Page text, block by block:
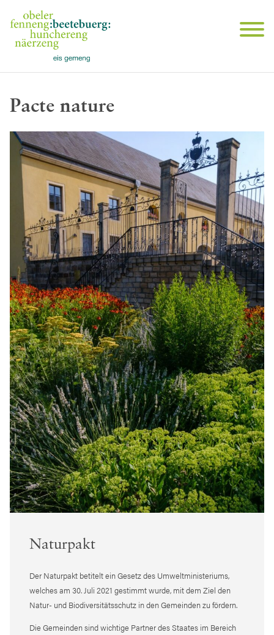
Pacte nature
Naturpakt
Der Naturpakt betitelt ein Gesetz des Umweltministeriums,
welches am 30. Juli 2021 gestimmt wurde, mit dem Ziel den
Natur- und Biodiversitätsschutz in den Gemeinden zu fördern.
Die Gemeinden sind wichtige Partner des Staates im Bereich